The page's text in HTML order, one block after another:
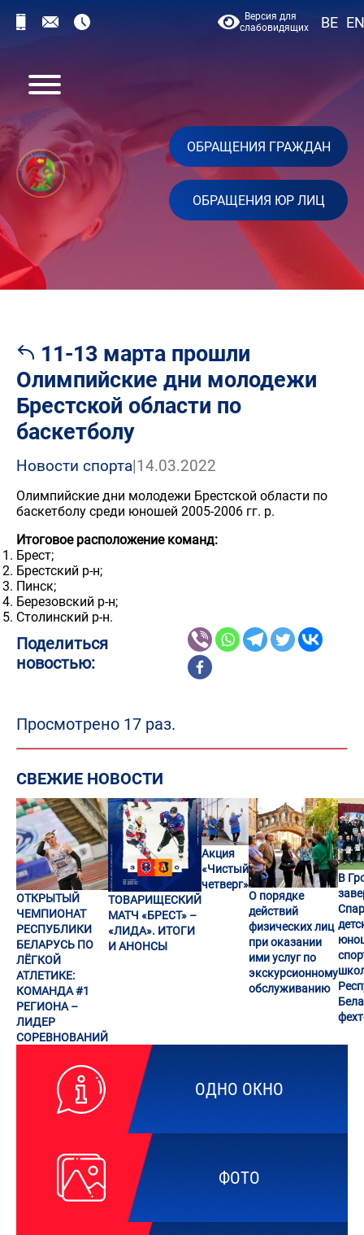
Версия для
слабовидящих
BE EN
ОБРАЩЕНИЯ ГРАЖДАН
ОБРАЩЕНИЯ ЮР ЛИЦ
ОДНО ОКНО
ФОТО
11-13 марта прошли
Олимпийские дни молодежи
Брестской области по
баскетболу
Новости спорта|14.03.2022
Олимпийские дни молодежи Брестской области по
баскетболу среди юношей 2005-2006 гг. р.
Итоговое расположение команд:
Брест;
Брестский р-н;
Пинск;
Березовский р-н;
Столинский р-н.
Поделиться
новостью:
Просмотрено 17 раз.
СВЕЖИЕ НОВОСТИ
ОТКРЫТЫЙ
ЧЕМПИОНАТ
РЕСПУБЛИКИ
БЕЛАРУСЬ ПО
ЛЁГКОЙ
АТЛЕТИКЕ:
КОМАНДА #1
РЕГИОНА –
ЛИДЕР
СОРЕВНОВАНИЙ
ТОВАРИЩЕСКИЙ
МАТЧ «БРЕСТ» –
«ЛИДА». ИТОГИ
И АНОНСЫ
Акция
«Чистый
четверг»
О порядке
действий
физических лиц
при оказании
ими услуг по
экскурсионному
обслуживанию
В